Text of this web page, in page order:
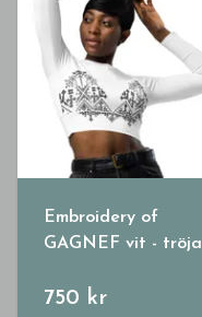
Embroidery of
GAGNEF vit - tröja
750 kr